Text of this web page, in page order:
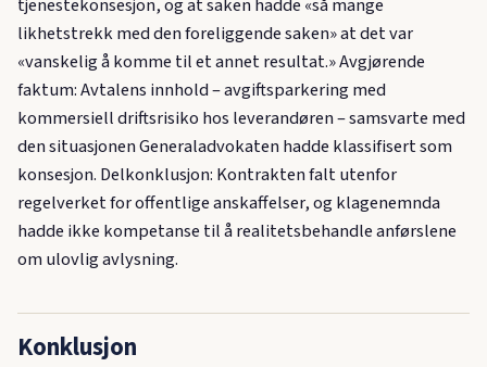
tjenestekonsesjon, og at saken hadde «så mange
likhetstrekk med den foreliggende saken» at det var
«vanskelig å komme til et annet resultat.» Avgjørende
faktum: Avtalens innhold – avgiftsparkering med
kommersiell driftsrisiko hos leverandøren – samsvarte med
den situasjonen Generaladvokaten hadde klassifisert som
konsesjon. Delkonklusjon: Kontrakten falt utenfor
regelverket for offentlige anskaffelser, og klagenemnda
hadde ikke kompetanse til å realitetsbehandle anførslene
om ulovlig avlysning.
Konklusjon